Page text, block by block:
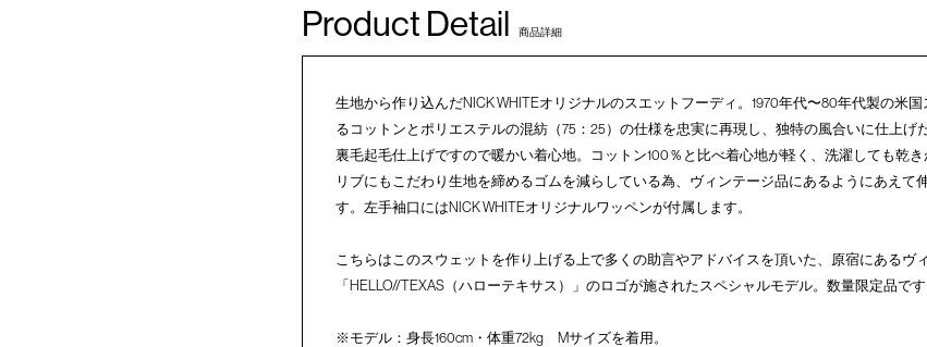
Product Detail 商品詳細
生地から作り込んだNICK WHITEオリジナルのスエットフーディ。1970年代〜80年代製の米
るコットンとポリエステルの混紡（75：25）の仕様を忠実に再現し、独特の風合いに仕上げ
裏毛起毛仕上げですので暖かい着心地。コットン100％と比べ着心地が軽く、洗濯しても乾
リブにもこだわり生地を締めるゴムを減らしている為、ヴィンテージ品にあるようにあえて
す。左手袖口にはNICK WHITEオリジナルワッペンが付属します。
こちらはこのスウェットを作り上げる上で多くの助言やアドバイスを頂いた、原宿にあるヴ
「HELLO//TEXAS（ハローテキサス）」のロゴが施されたスペシャルモデル。数量限定品です
※モデル：身長160cm・体重72kg Mサイズを着用。